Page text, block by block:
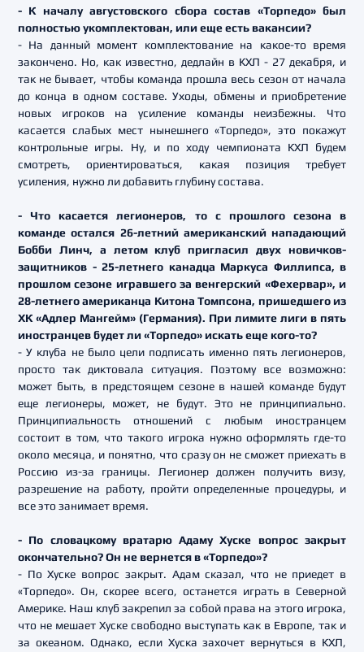
- К началу августовского сбора состав «Торпедо» был
полностью укомплектован, или еще есть вакансии?
- На данный момент комплектование на какое-то время
закончено. Но, как известно, дедлайн в КХЛ - 27 декабря, и
так не бывает, чтобы команда прошла весь сезон от начала
до конца в одном составе. Уходы, обмены и приобретение
новых игроков на усиление команды неизбежны. Что
касается слабых мест нынешнего «Торпедо», это покажут
контрольные игры. Ну, и по ходу чемпионата КХЛ будем
смотреть, ориентироваться, какая позиция требует
усиления, нужно ли добавить глубину состава.
- Что касается легионеров, то с прошлого сезона в
команде остался 26-летний американский нападающий
Бобби Линч, а летом клуб пригласил двух новичков-
защитников - 25-летнего канадца Маркуса Филлипса, в
прошлом сезоне игравшего за венгерский «Фехервар», и
28-летнего американца Китона Томпсона, пришедшего из
ХК «Адлер Мангейм» (Германия). При лимите лиги в пять
иностранцев будет ли «Торпедо» искать еще кого-то?
- У клуба не было цели подписать именно пять легионеров,
просто так диктовала ситуация. Поэтому все возможно:
может быть, в предстоящем сезоне в нашей команде будут
еще легионеры, может, не будут. Это не принципиально.
Принципиальность отношений с любым иностранцем
состоит в том, что такого игрока нужно оформлять где-то
около месяца, и понятно, что сразу он не сможет приехать в
Россию из-за границы. Легионер должен получить визу,
разрешение на работу, пройти определенные процедуры, и
все это занимает время.
- По словацкому вратарю Адаму Хуске вопрос закрыт
окончательно? Он не вернется в «Торпедо»?
- По Хуске вопрос закрыт. Адам сказал, что не приедет в
«Торпедо». Он, скорее всего, останется играть в Северной
Америке. Наш клуб закрепил за собой права на этого игрока,
что не мешает Хуске свободно выступать как в Европе, так и
за океаном. Однако, если Хуска захочет вернуться в КХЛ,